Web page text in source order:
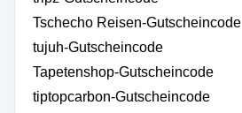
Tschecho Reisen-Gutscheincode
tujuh-Gutscheincode
Tapetenshop-Gutscheincode
tiptopcarbon-Gutscheincode